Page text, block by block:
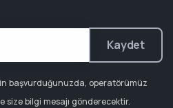
Kaydet
başvurduğunuzda, operatörümüz
size bilgi mesajı gönderecektir.